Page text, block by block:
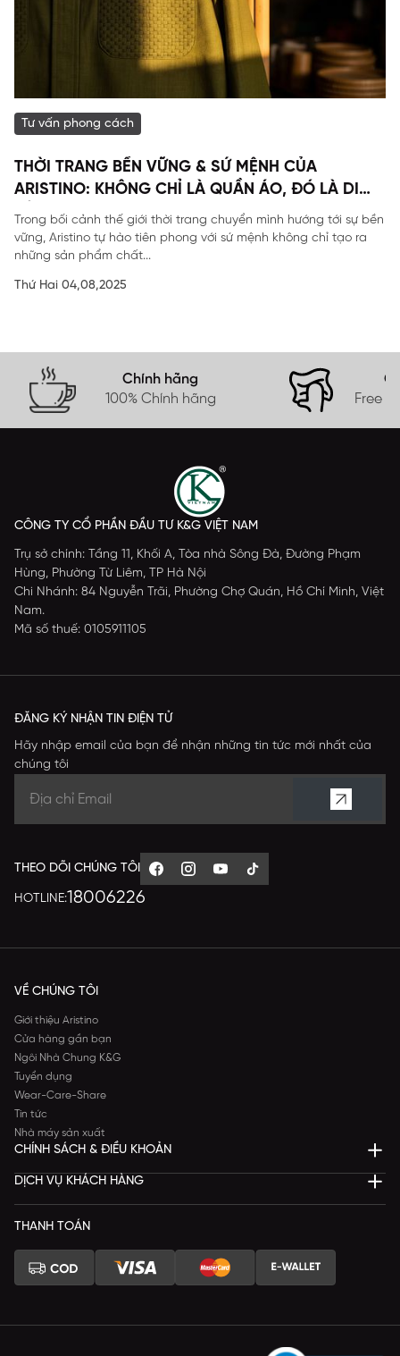
Tư vấn phong cách
THỜI TRANG BỀN VỮNG & SỨ MỆNH CỦA
ARISTINO: KHÔNG CHỈ LÀ QUẦN ÁO, ĐÓ LÀ DI
SẢN
Trong bối cảnh thế giới thời trang chuyển mình hướng tới sự bền
vững, Aristino tự hào tiên phong với sứ mệnh không chỉ tạo ra
những sản phẩm chất...
Thứ Hai 04,08,2025
Chính hãng
100% Chính hãng
Free
CÔNG TY CỔ PHẦN ĐẦU TƯ K&G VIỆT NAM
Trụ sở chính: Tầng 11, Khối A, Tòa nhà Sông Đà, Đường Phạm
Hùng, Phường Từ Liêm, TP Hà Nội
Chi Nhánh: 84 Nguyễn Trãi, Phường Chợ Quán, Hồ Chí Minh, Việt
Nam.
Mã số thuế: 0105911105
ĐĂNG KÝ NHẬN TIN ĐIỆN TỬ
Hãy nhập email của bạn để nhận những tin tức mới nhất của
chúng tôi
THEO DÕI CHÚNG TÔI
HOTLINE:18006226
VỀ CHÚNG TÔI
Giới thiệu Aristino
Cửa hàng gần bạn
Ngôi Nhà Chung K&G
Tuyển dụng
Wear-Care-Share
Tin tức
Nhà máy sản xuất
CHÍNH SÁCH & ĐIỀU KHOẢN
DỊCH VỤ KHÁCH HÀNG
THANH TOÁN